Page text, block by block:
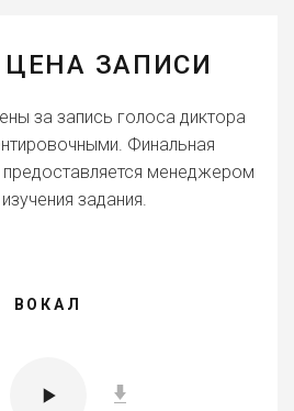
ЗАПИСИ
за запись голоса диктора
Финальная
предоставляется менеджером
задания.
ВОКАЛ